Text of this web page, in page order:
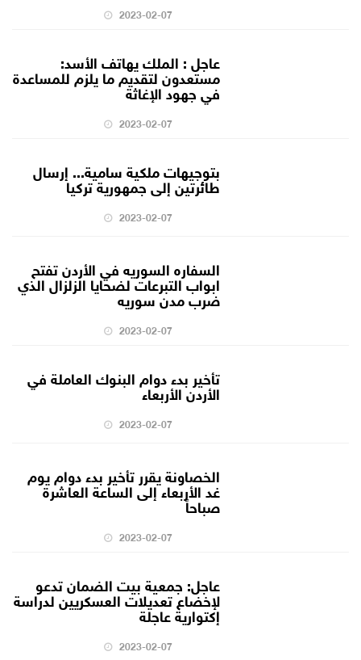
2023-02-07
عاجل : الملك يهاتف الأسد:
مستعدون لتقديم ما يلزم للمساعدة
في جهود الإغاثة
2023-02-07
بتوجيهات ملكية سامية... إرسال
طائرتين إلى جمهورية تركيا
2023-02-07
السفاره السوريه في الأردن تفتح
ابواب التبرعات لضحايا الزلزال الذي
ضرب مدن سوريه
2023-02-07
تأخير بدء دوام البنوك العاملة في
الأردن الأربعاء
2023-02-07
الخصاونة يقرر تأخير بدء دوام يوم
غد الأربعاء إلى الساعة العاشرة
صباحاً
2023-02-07
عاجل: جمعية بيت الضمان تدعو
لإخضاع تعديلات العسكريين لدراسة
إكتوارية عاجلة
2023-02-07